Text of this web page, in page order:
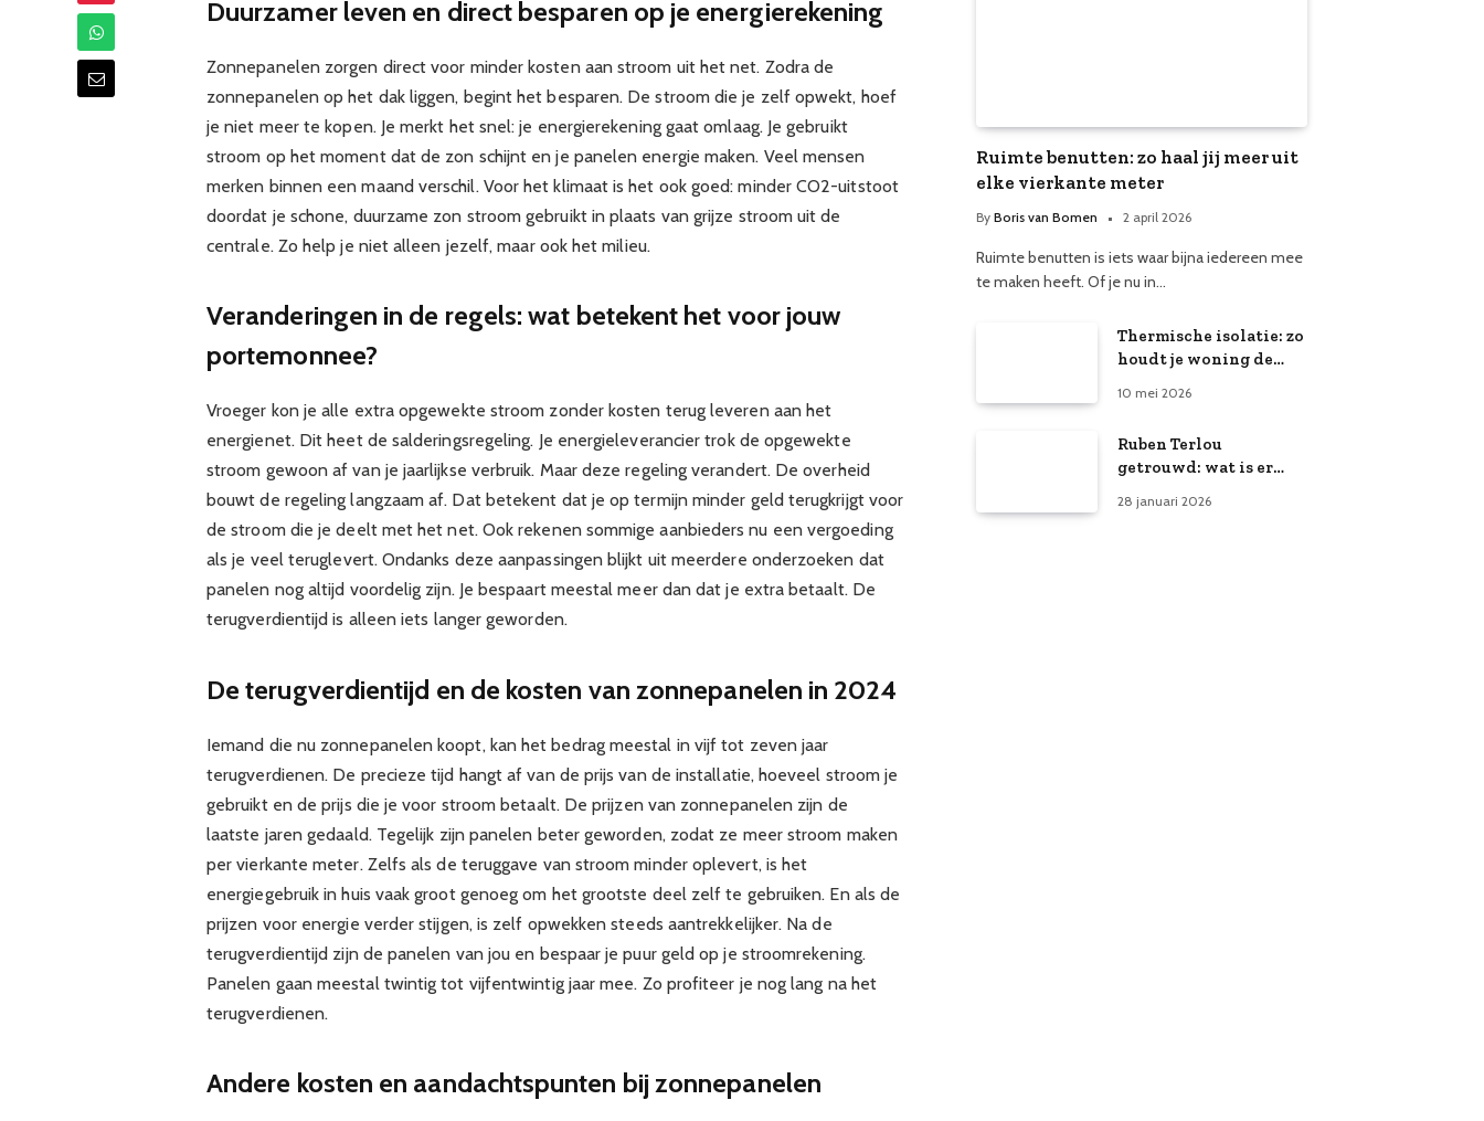
Duurzamer leven en direct besparen op je energierekening
Zonnepanelen zorgen direct voor minder kosten aan stroom uit het net. Zodra de
zonnepanelen op het dak liggen, begint het besparen. De stroom die je zelf opwekt, hoef
je niet meer te kopen. Je merkt het snel: je energierekening gaat omlaag. Je gebruikt
stroom op het moment dat de zon schijnt en je panelen energie maken. Veel mensen
merken binnen een maand verschil. Voor het klimaat is het ook goed: minder CO2-uitstoot
doordat je schone, duurzame zon stroom gebruikt in plaats van grijze stroom uit de
centrale. Zo help je niet alleen jezelf, maar ook het milieu.
Veranderingen in de regels: wat betekent het voor jouw
portemonnee?
Vroeger kon je alle extra opgewekte stroom zonder kosten terug leveren aan het
energienet. Dit heet de salderingsregeling. Je energieleverancier trok de opgewekte
stroom gewoon af van je jaarlijkse verbruik. Maar deze regeling verandert. De overheid
bouwt de regeling langzaam af. Dat betekent dat je op termijn minder geld terugkrijgt voor
de stroom die je deelt met het net. Ook rekenen sommige aanbieders nu een vergoeding
als je veel teruglevert. Ondanks deze aanpassingen blijkt uit meerdere onderzoeken dat
panelen nog altijd voordelig zijn. Je bespaart meestal meer dan dat je extra betaalt. De
terugverdientijd is alleen iets langer geworden.
De terugverdientijd en de kosten van zonnepanelen in 2024
Iemand die nu zonnepanelen koopt, kan het bedrag meestal in vijf tot zeven jaar
terugverdienen. De precieze tijd hangt af van de prijs van de installatie, hoeveel stroom je
gebruikt en de prijs die je voor stroom betaalt. De prijzen van zonnepanelen zijn de
laatste jaren gedaald. Tegelijk zijn panelen beter geworden, zodat ze meer stroom maken
per vierkante meter. Zelfs als de teruggave van stroom minder oplevert, is het
energiegebruik in huis vaak groot genoeg om het grootste deel zelf te gebruiken. En als de
prijzen voor energie verder stijgen, is zelf opwekken steeds aantrekkelijker. Na de
terugverdientijd zijn de panelen van jou en bespaar je puur geld op je stroomrekening.
Panelen gaan meestal twintig tot vijfentwintig jaar mee. Zo profiteer je nog lang na het
terugverdienen.
Andere kosten en aandachtspunten bij zonnepanelen
Ruimte benutten: zo haal jij meer uit
elke vierkante meter
By Boris van Bomen 2 april 2026
Ruimte benutten is iets waar bijna iedereen mee
te maken heeft. Of je nu in…
Thermische isolatie: zo
houdt je woning de
10 mei 2026
Ruben Terlou
getrouwd: wat is er
privéleven?
28 januari 2026